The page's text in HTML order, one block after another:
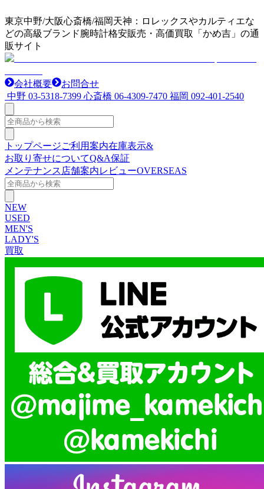
東京中野/大阪心斎橋/福岡天神：ロレックスやカルティエな
どの高級ブランド腕時計格安販売・高価買取「かめ吉」の通
販サイト
会社概要
お問合せ
中野 03-5318-7399 心斎橋 06-4309-7470 福岡 092-401-2540
トップページご利用案内在庫表示&
お取り寄せについてQ&A保証
メンテナンス 店舗案内レビューOVERSEAS
NEW
USED
MEN'S
LADY'S
買取